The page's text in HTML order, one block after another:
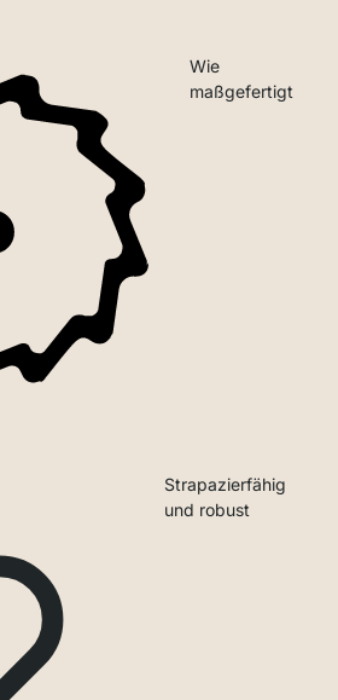
Wie
maßgefertigt
Strapazierfähig
und robust